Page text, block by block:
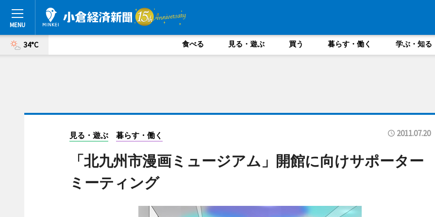
34°C 食べる 見る・遊ぶ 買う 暮らす・働く 学ぶ・知る
見る・遊ぶ 暮らす・働く 2011.07.20
「北九州市漫画ミュージアム」開館に向けサポーター
ミーティング